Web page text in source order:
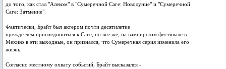
до того, как стал "Алеком" в "Сумеречной Саге: Новолуние" и "Сумеречной
Саге: Затмение".
Фактически, Брайт был актером почти десятилетие
прежде чем присоединиться к Саге, но все же, на вампирском фестивале в
Мехико в эти выходные, он признался, что Сумеречная серия изменила его
жизнь.
Согласно местному охвату событий, Брайт высказался -